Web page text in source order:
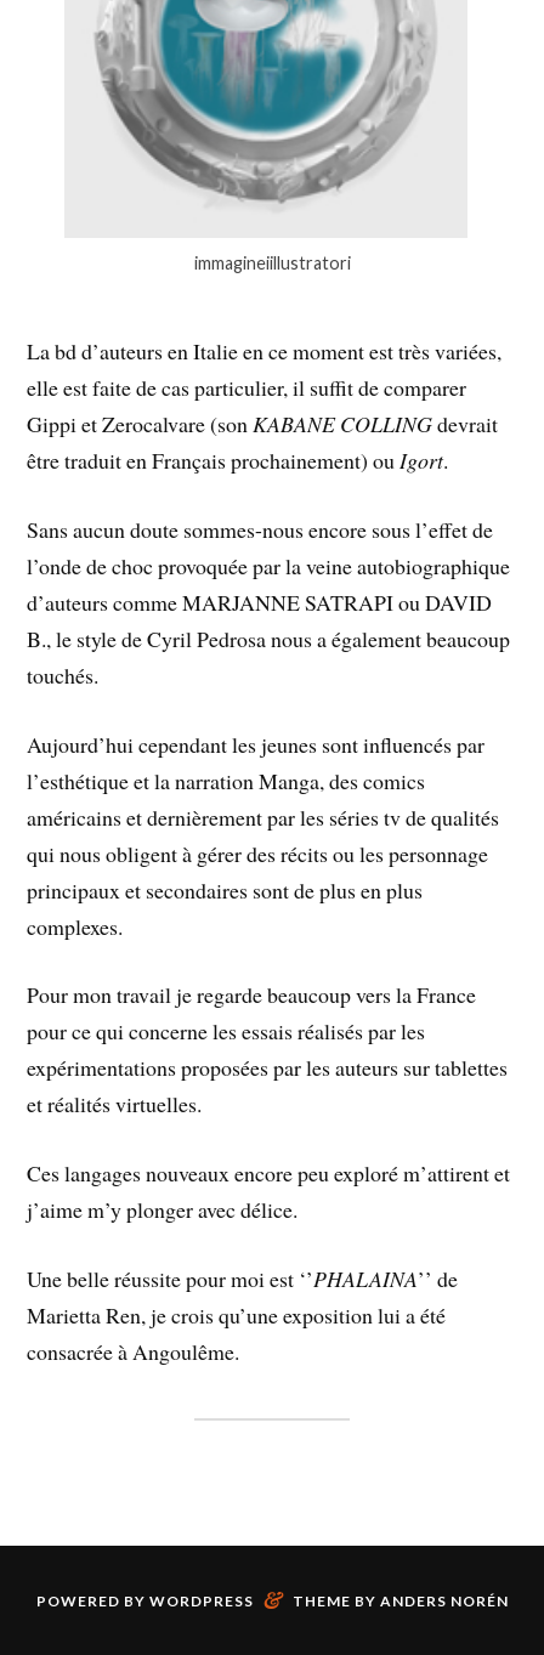
immagineiillustratori
La bd d’auteurs en Italie en ce moment est très variées,
elle est faite de cas particulier, il suffit de comparer
Gippi et Zerocalvare (sonKABANE COLLINGdevrait
être traduit en Français prochainement) ouIgort.
Sans aucun doute sommes-nous encore sous l’effet de
l’onde de choc provoquée par la veine autobiographique
d’auteurs comme MARJANNE SATRAPI ou DAVID
B., le style de Cyril Pedrosa nous a également beaucoup
touchés.
Aujourd’hui cependant les jeunes sont influencés par
l’esthétique et la narration Manga, des comics
américains et dernièrement par les séries tv de qualités
qui nous obligent à gérer des récits ou les personnage
principaux et secondaires sont de plus en plus
complexes.
Pour mon travail je regarde beaucoup vers la France
pour ce qui concerne les essais réalisés par les
expérimentations proposées par les auteurs sur tablettes
et réalités virtuelles.
Ces langages nouveaux encore peu exploré m’attirent et
j’aime m’y plonger avec délice.
Une belle réussite pour moi est ‘’PHALAINA’’ de
Marietta Ren, je crois qu’une exposition lui a été
consacrée à Angoulême.
POWERED BY WORDPRESS & THEME BY ANDERS NORÉN